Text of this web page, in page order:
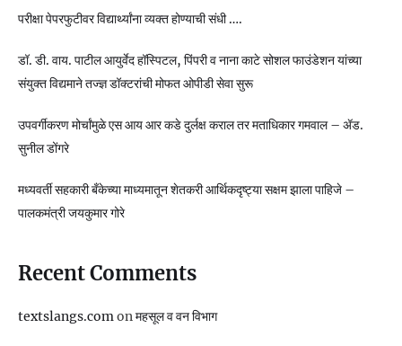
परीक्षा पेपरफुटीवर विद्यार्थ्यांना व्यक्त होण्याची संधी ….
डॉ. डी. वाय. पाटील आयुर्वेद हॉस्पिटल, पिंपरी व नाना काटे सोशल फाउंडेशन यांच्या
संयुक्त विद्यमाने तज्ज्ञ डॉक्टरांची मोफत ओपीडी सेवा सुरू
उपवर्गीकरण मोर्चांमुळे एस आय आर कडे दुर्लक्ष कराल तर मताधिकार गमवाल – ॲड.
सुनील डोंगरे
मध्यवर्ती सहकारी बँकेच्या माध्यमातून शेतकरी आर्थिकदृष्ट्या सक्षम झाला पाहिजे –
पालकमंत्री जयकुमार गोरे
Recent Comments
textslangs.comonमहसूल व वन विभाग